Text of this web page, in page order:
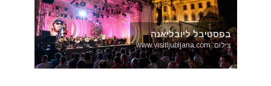
בפסטיבל ליובליאנה
צילום: www.visitljubljana.com